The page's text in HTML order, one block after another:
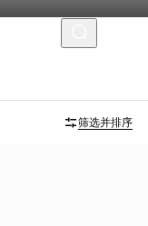
筛选并排序